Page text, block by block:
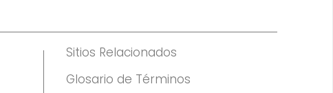
Sitios Relacionados
Glosario de Términos